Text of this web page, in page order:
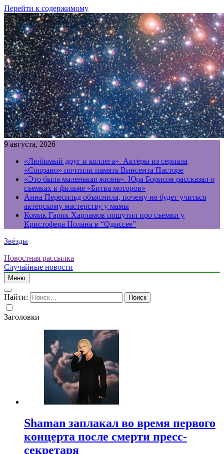
Перейти к содержимому
9 августа, 2026
«Любимый друг и коллега». Актёры из сериала
«Сопрано» почтили память Винсента Пасторе
«Это была маленькая жизнь». Юра Борисов рассказал о
съемках в фильме «Битва моторов»
Анна Пересильд объяснила, почему не будет учиться
актерскому мастерству у мамы
Комик Гарик Харламов пошутил про съемки у
Кристофера Нолана в “Одиссее”
Звёзды
Новостная рассылка
Случайные новости
Меню
Найти:
Заголовки
Shaman заплакал во время первого
концерта после смерти пресс-
секретаря